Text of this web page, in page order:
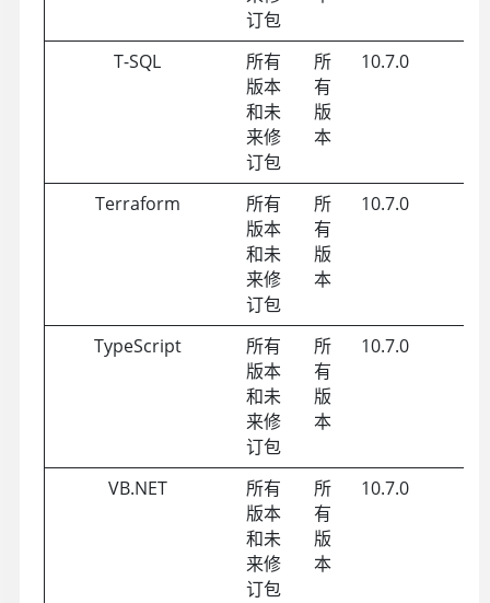
订包
T-SQL
所有
版本
和未
来修
订包
所
有
版
本
10.7.0
Terraform
所有
版本
和未
来修
订包
所
有
版
本
10.7.0
TypeScript
所有
版本
和未
来修
订包
所
有
版
本
10.7.0
VB.NET
所有
版本
和未
来修
订包
所
有
版
本
10.7.0